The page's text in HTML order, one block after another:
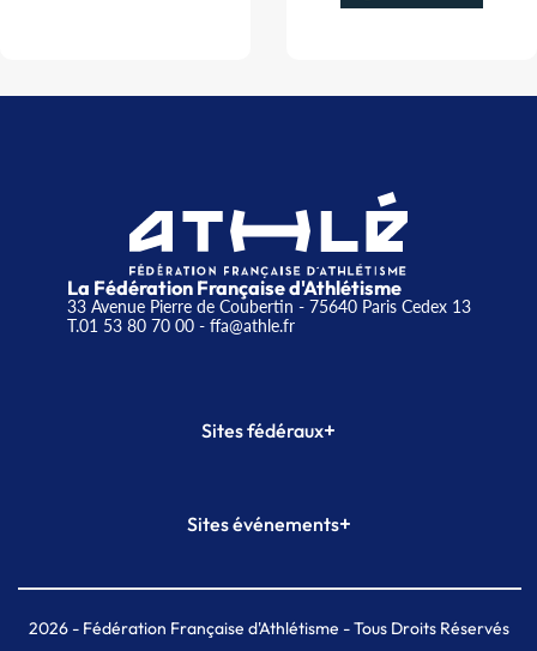
La Fédération Française d'Athlétisme
33 Avenue Pierre de Coubertin - 75640 Paris Cedex 13
T.01 53 80 70 00- ffa@athle.fr
Sites fédéraux+
Plateforme Formation
Sites événements+
Meeting de Paris indoor
MAIF Ekiden de Paris
2026- Fédération Française d'Athlétisme - Tous Droits Réservés